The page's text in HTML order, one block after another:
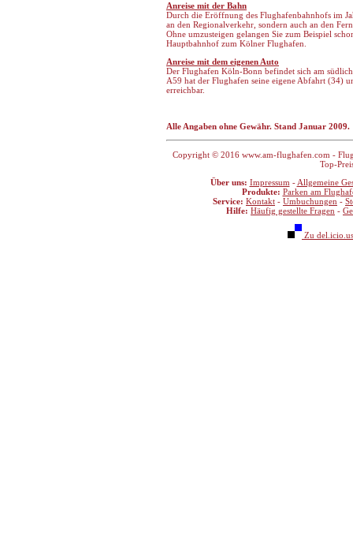
Anreise mit der Bahn
Durch die Eröffnung des Flughafenbahnhofs im
an den Regionalverkehr, sondern auch an den
Ohne umzusteigen gelangen Sie zum Beispiel
Hauptbahnhof zum Kölner Flughafen.
Anreise mit dem eigenen Auto
Der Flughafen Köln-Bonn befindet sich am
A59 hat der Flughafen seine eigene Abfahrt (34)
erreichbar.
Alle Angaben ohne Gewähr. Stand Januar 2009.
Copyright © 2016 www.am-flughafen.com -
Top-
Über uns: Impressum - Allgemeine
Produkte: Parken am
Service: Kontakt - Umbuchungen -
Hilfe: Häufig gestellte Fragen -
Zu